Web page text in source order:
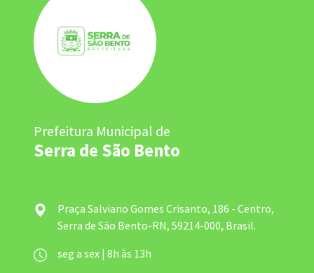
Prefeitura Municipal de
Serra de São Bento
Praça Salviano Gomes Crisanto, 186 - Centro,
Serra de São Bento-RN, 59214-000, Brasil.
seg a sex | 8h às 13h